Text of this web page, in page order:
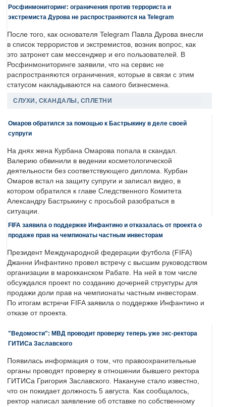
Росфинмониторинг: ограничения против террориста и
экстремиста Дурова не распространяются на Telegram
После того, как основателя Telegram Павла Дурова внесли
в список террористов и экстремистов, возник вопрос, как
это затронет сам мессенджер и его пользователей. В
Росфинмониторинге заявили, что на сервис не
распространяются ограничения, которые в связи с этим
статусом накладываются на самого бизнесмена.
СЛУХИ, СКАНДАЛЫ, СПЛЕТНИ
Омаров обратился за помощью к Бастрыкину в деле своей
супруги
На днях жена Курбана Омарова попала в скандал.
Валерию обвинили в ведении косметологической
деятельности без соответствующего диплома. Курбан
Омаров встал на защиту супруги и записал видео, в
котором обратился к главе Следственного Комитета
Александру Бастрыкину с просьбой разобраться в
ситуации.
FIFA заявила о поддержке Инфантино и отказалась от проекта о
продаже прав на чемпионаты частным инвесторам
Президент Международной федерации футбола (FIFA)
Джанни Инфантино провел встречу с высшим руководством
организации в марокканском Рабате. На ней в том числе
обсуждался проект по созданию дочерней структуры для
продажи доли прав на чемпионаты частным инвесторам.
По итогам встречи FIFA заявила о поддержке Инфантино и
отказе от проекта.
"Ведомости": МВД проводит проверку теперь уже экс-ректора
ГИТИСа Заславского
Появилась информация о том, что правоохранительные
органы проводят проверку в отношении бывшего ректора
ГИТИСа Григория Заславского. Накануне стало известно,
что он покидает должность 5 августа. Как сообщалось,
ректор написал заявление об отставке по собственному